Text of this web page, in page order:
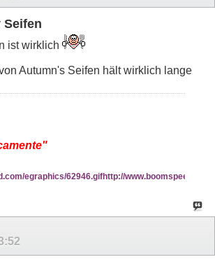
Seifen
ist wirklich
Autumn's Seifen hält wirklich lange
egraphics/62946.gifhttp://